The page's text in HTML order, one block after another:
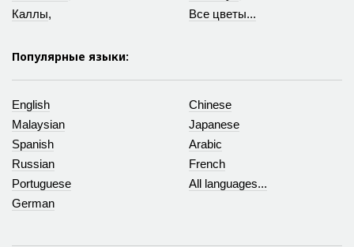
Каллы,
Все цветы...
Популярные языки:
English
Malaysian
Chinese
Japanese
Spanish
Russian
Arabic
French
Portuguese
German
All languages...